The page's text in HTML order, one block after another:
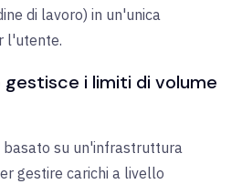
di lavoro) in un'unica
l'utente.
i limiti di volume
basato su un'infrastruttura
gestire carichi a livello